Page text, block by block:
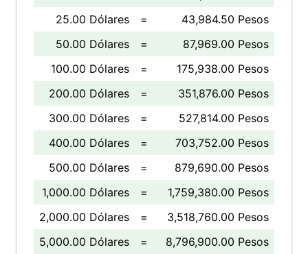
25.00 Dólares
=
43,984.50 Pesos
50.00 Dólares
=
87,969.00 Pesos
100.00 Dólares
=
175,938.00 Pesos
200.00 Dólares
=
351,876.00 Pesos
300.00 Dólares
=
527,814.00 Pesos
400.00 Dólares
=
703,752.00 Pesos
500.00 Dólares
=
879,690.00 Pesos
1,000.00 Dólares
=
1,759,380.00 Pesos
2,000.00 Dólares
=
3,518,760.00 Pesos
5,000.00 Dólares
= 8,796,900.00 Pesos